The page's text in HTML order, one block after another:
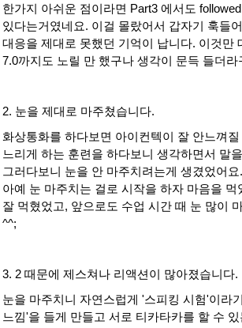
한가지 아쉬운 점이라면 Part3 에서도
있다는거였네요. 이걸 몰랐어서 갑자기 훅들
대응을 제대로 못했던 기억이 납니다. 이것만
7.0까지도 노릴 만 했구나 생각이 문득 들더라
2. 눈을 제대로 마주쳤습니다.
화상통화를 하다보면 아이컨텍이 잘 안느껴
느리게 하는 훈련을 하다보니 생각하면서 말
그러다보니 눈을 안 마주치려는게 생겼었어
아예 눈 마주치는 걸로 시작을 하자 마음을 먹
잘 먹혔었고, 앞으로도 수업 시간 때 눈 많이
^^;
3. 2 때문에 제스쳐나 리액션이 많아졌습니다.
눈을 마주치니 자연스럽게 '스피킹 시험'이라
느낌'을 들게 만들고 서로 티카타카를 할 수